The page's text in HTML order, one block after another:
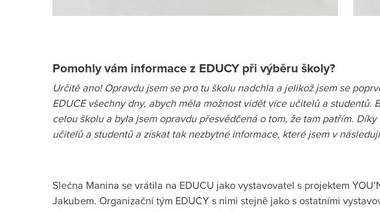
Pomohly vám informace z EDUCY při výběru školy?
Určitě ano! Opravdu jsem se pro tu školu nadchla a jelikož jsem se
EDUCE všechny dny, abych měla možnost vidět více učitelů a
celou školu a byla jsem opravdu přesvědčená o tom, že tam patřím.
učitelů a studentů a získat tak nezbytné informace, které jsem v
Slečna Manina se vrátila na EDUCU jako vystavovatel s projektem
Jakubem. Organizační tým EDUCY s nimi stejně jako s ostatními